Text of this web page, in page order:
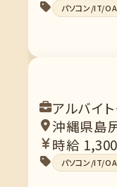
パソコン/IT/OA
アルバイト
沖縄県島
時給
パソコン/IT/OA